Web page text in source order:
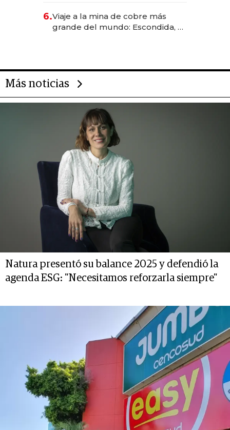
6.Viaje a la mina de cobre más
grande del mundo: Escondida, el
Más noticias
Natura presentó su balance 2025 y defendió la
agenda ESG: "Necesitamos reforzarla siempre"